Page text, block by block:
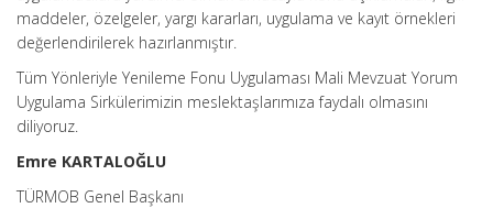
maddeler, özelgeler, yargı kararları, uygulama ve kayıt örnekleri
değerlendirilerek hazırlanmıştır.
Tüm Yönleriyle Yenileme Fonu Uygulaması Mali Mevzuat Yorum
Uygulama Sirkülerimizin meslektaşlarımıza faydalı olmasını
diliyoruz.
Emre KARTALOĞLU
TÜRMOB Genel Başkanı